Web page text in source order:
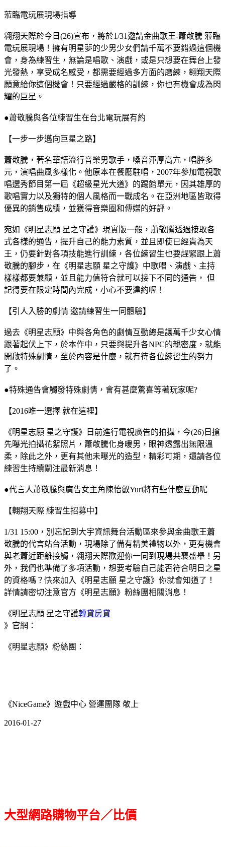
蒞臨電玩展現場指導
翱翔天際於今日(26)宣布，將於1/31邀請金曲歌王-蕭敬騰 蒞臨
電玩展現場！擁有明星夢的少男少女們請千萬不要錯過這個機
會，身為練習生，無論是唱歌、演戲，或是只想要在舞台上發
光發熱，享受成名感受，都需要經過多方面的磨練，翱翔天際
願意給你這個機會！只要經過嚴格的訓練，你也有機會成為閃
耀的巨星。
●蕭敬騰與各位練習生在台北電玩展有約
【一步一步邁向巨星之路】
蕭敬騰，著名華語流行音樂男歌手，嗓音渾厚高亢，唱腔多
元，演唱曲風多樣化。他原本在餐廳駐唱，2007年參加電視歌
唱選秀節目第一屆《超級星光大道》的踢館單元，因其雄厚的
歌唱實力以及獨特的個人風格而一戰成名。在亞洲地區皆取得
優異的銷售成績，並獲得音樂圈和傳媒的好評。
宛如《明星志願 星之守護》現實版一般，蕭敬騰透過接取各
式各樣的通告，提升自己的能力素質，並且即使已經貴為天
王，仍要針對各項技能進行訓練，各位練習生也要趕緊跟上蕭
敬騰的腳步，在《明星志願 星之守護》中歌唱、演戲、主持
樣樣都要兼顧，並且能力值符合就可以接下不同的通告， 但
記得要在限定時間內完成，小心不要違約喔！
【引人入勝的劇情 邀請練習生一同體驗】
過去《明星志願》中與各角色的劇情互動總是讓萬千少女心情
跟著起伏上下，於本作中，只要與提升各NPC的親密度，就能
開啟特殊劇情，至於內容是什麼，就有待各位練習生的努力
了。
●特殊通告會觸發特殊劇情，會有甚麼驚喜等著玩家呢?
【2016唯一選擇 就在這裡】
《明星志願 星之守護》日前進行電視廣告的拍攝，今(26)日搶
先曝光拍攝花絮照片，蕭敬騰化身暖男，眼神透露出無限溫
柔，除此之外，更有其他未曝光的造型，精彩可期，還請各位
練習生持續關注最新消息！
●代言人蕭敬騰與廣告女主角陳怡叡Yuri將有些什麼互動呢
【翱翔天際 練習生招募中】
1/31 15:00，別忘記到大宇資訊舞台活動區來參與金曲歌王蕭
敬騰的代言站台活動，現場除了備有精美禮物以外，更有機會
與老蕭近距離接觸，翱翔天際歡迎你一同到現場共襄盛舉！另
外，我們也準備了多項活動，想要考驗自己能否符合明日之星
的資格嗎？快來加入《明星志願 星之守護》你就會知道了！
詳情請密切注意官方《明星志願》粉絲團相關消息！
《明星志願 星之守護轉貸房貸
》官網：
《明星志願》粉絲團：
《NiceGame》遊戲中心 營運團隊 敬上
2016-01-27
大型網路購物平台／比價